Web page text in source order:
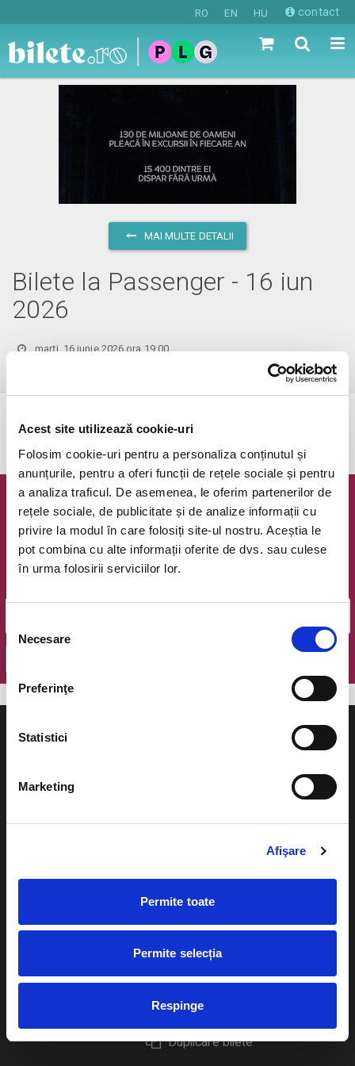
Acest site utilizează cookie-uri
Folosim cookie-uri pentru a personaliza conținutul și
anunțurile, pentru a oferi funcții de rețele sociale și pentru
a analiza traficul. De asemenea, le oferim partenerilor de
rețele sociale, de publicitate și de analize informații cu
privire la modul în care folosiți site-ul nostru. Aceștia le
pot combina cu alte informații oferite de dvs. sau culese
în urma folosirii serviciilor lor.
consimțământului
Necesare
Preferinţe
Statistici
Marketing
Afişare
Permite toate
Permite selecția
Respinge
RO EN HU contact
MAI MULTE DETALII
Bilete la Passenger - 16 iun
2026
marți, 16 iunie 2026 ora 19:00
vezi pe harta
Evenimentul a expirat.
Newsletter @ Bilete.ro
Oferte exclusive si o editie saptamanala cu cele mai noi
evenimente.
Cum comand bilete?
Plata online sau cash
eBilet printat acasa
Livrare prin curier
Returnare bilete
Duplicare bilete
Evenimente
festivaluri
Pentru copii